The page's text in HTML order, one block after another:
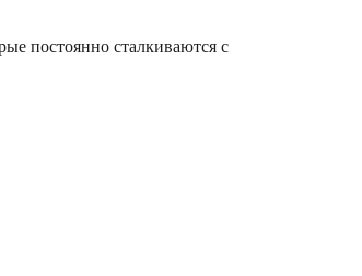
постоянно сталкиваются с